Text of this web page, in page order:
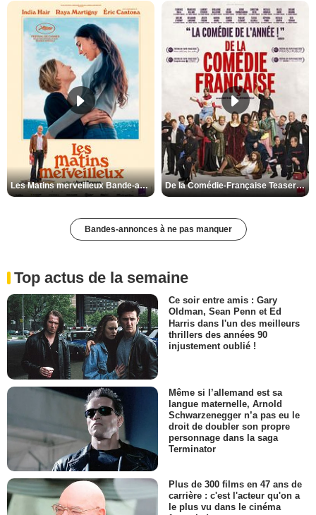
Les Matins merveilleux Bande-annonce VF De la Comédie-Française Teaser VF
Bandes-annonces à ne pas manquer
Top actus de la semaine
Ce soir entre amis : Gary
Oldman, Sean Penn et Ed
Harris dans l'un des meilleurs
thrillers des années 90
injustement oublié !
Même si l’allemand est sa
langue maternelle, Arnold
Schwarzenegger n’a pas eu le
droit de doubler son propre
personnage dans la saga
Terminator
Plus de 300 films en 47 ans de
carrière : c'est l'acteur qu'on a
le plus vu dans le cinéma